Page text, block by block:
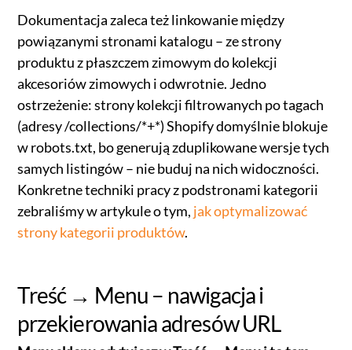
Dokumentacja zaleca też linkowanie między
powiązanymi stronami katalogu – ze strony
produktu z płaszczem zimowym do kolekcji
akcesoriów zimowych i odwrotnie. Jedno
ostrzeżenie: strony kolekcji filtrowanych po tagach
(adresy /collections/*+*) Shopify domyślnie blokuje
w robots.txt, bo generują zduplikowane wersje tych
samych listingów – nie buduj na nich widoczności.
Konkretne techniki pracy z podstronami kategorii
zebraliśmy w artykule o tym, jak optymalizować
strony kategorii produktów.
Treść → Menu – nawigacja i
przekierowania adresów URL